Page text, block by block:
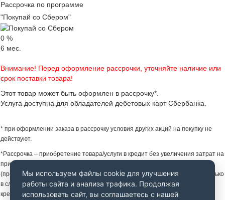
Рассрочка по программе
"Покупай со Сбером"
0 %
6 мес.
Внимание! Перед оформление рассрочки, уточняйте наличие или
срок поставки товара!
Этот товар может быть оформлен в рассрочку*.
Услуга доступна для обладателей дебетовых карт Сбербанка.
* при оформлении заказа в рассрочку условия других акций на покупку не
действуют.
*Рассрочка – приобретение товара/услуги в кредит без увеличения затрат на
приобретение товара/услуги за счет предоставления Партнером Банка
(продавцом) скидки на товар/услугу. Увеличение затрат не происходит только
в случае надлежащего исполнения заемщиком своих обязательств по
кредитному договору.
Мы используем файлы cookie для улучшения
работы сайта и анализа трафика. Продолжая
использовать сайт, вы соглашаетесь с нашей